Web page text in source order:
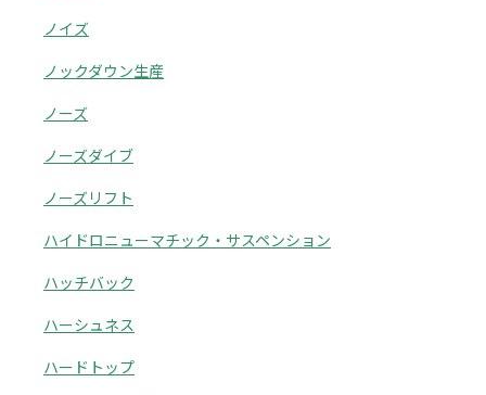
ノイズ
ノックダウン生産
ノーズ
ノーズダイブ
ノーズリフト
ハイドロニューマチック・サスペンション
ハッチバック
ハーシュネス
ハードトップ